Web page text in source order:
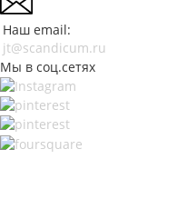
Наш email:
jt@scandicum.ru
Мы в соц.сетях